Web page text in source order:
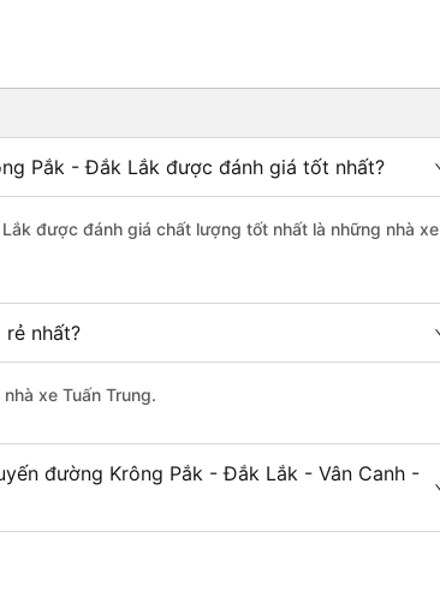
Pắk - Đắk Lắk được đánh giá tốt nhất?
được đánh giá chất lượng tốt nhất là những nhà xe
rẻ nhất?
xe Tuấn Trung.
đường Krông Pắk - Đắk Lắk - Vân Canh -